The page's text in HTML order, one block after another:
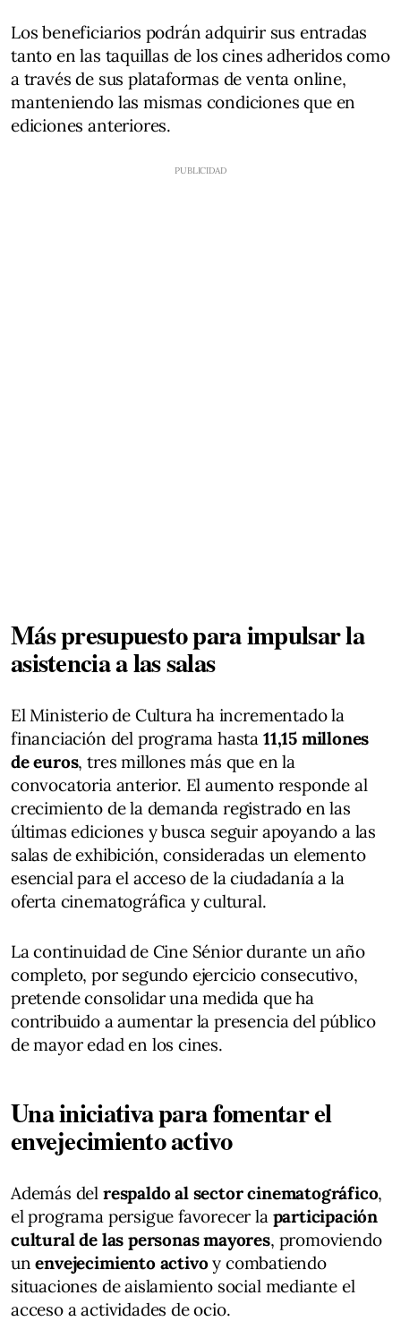
Los beneficiarios podrán adquirir sus entradas
tanto en las taquillas de los cines adheridos como
a través de sus plataformas de venta online,
manteniendo las mismas condiciones que en
ediciones anteriores.
Más presupuesto para impulsar la
asistencia a las salas
El Ministerio de Cultura ha incrementado la
financiación del programa hasta 11,15 millones
de euros, tres millones más que en la
convocatoria anterior. El aumento responde al
crecimiento de la demanda registrado en las
últimas ediciones y busca seguir apoyando a las
salas de exhibición, consideradas un elemento
esencial para el acceso de la ciudadanía a la
oferta cinematográfica y cultural.
La continuidad de Cine Sénior durante un año
completo, por segundo ejercicio consecutivo,
pretende consolidar una medida que ha
contribuido a aumentar la presencia del público
de mayor edad en los cines.
Una iniciativa para fomentar el
envejecimiento activo
Además del respaldo al sector cinematográfico,
el programa persigue favorecer la participación
cultural de las personas mayores, promoviendo
un envejecimiento activoy combatiendo
situaciones de aislamiento social mediante el
acceso a actividades de ocio.